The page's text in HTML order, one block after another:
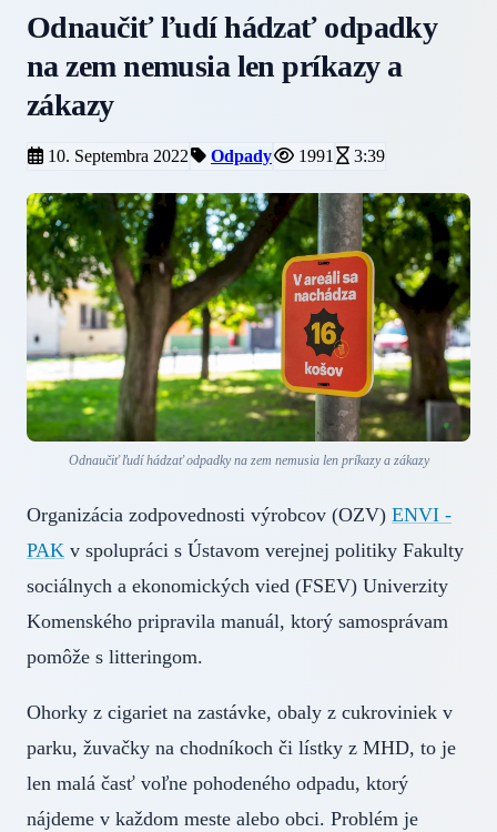
Odnaučiť ľudí hádzať odpadky
na zem nemusia len príkazy a
zákazy
10. Septembra 2022 Odpady 1991 3:39
Odnaučiť ľudí hádzať odpadky na zem nemusia len príkazy a zákazy
Organizácia zodpovednosti výrobcov (OZV) ENVI -
PAK v spolupráci s Ústavom verejnej politiky Fakulty
sociálnych a ekonomických vied (FSEV) Univerzity
Komenského pripravila manuál, ktorý samosprávam
pomôže s litteringom.
Ohorky z cigariet na zastávke, obaly z cukroviniek v
parku, žuvačky na chodníkoch či lístky z MHD, to je
len malá časť voľne pohodeného odpadu, ktorý
nájdeme v každom meste alebo obci. Problém je